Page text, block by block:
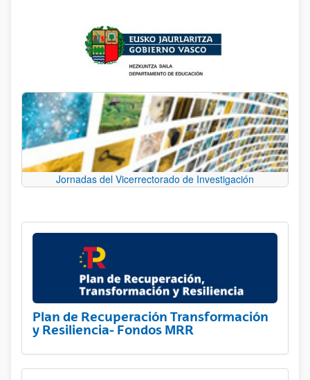
Jornadas del Vicerrectorado de Investigación
Plan de Recuperación Transformación
y Resiliencia- Fondos MRR